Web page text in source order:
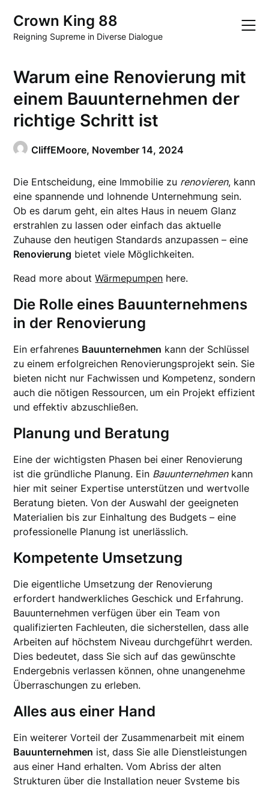
content
Crown King 88
Reigning Supreme in Diverse Dialogue
Warum eine Renovierung mit
einem Bauunternehmen der
richtige Schritt ist
CliffEMoore, November 14, 2024
Die Entscheidung, eine Immobilie zu renovieren, kann
eine spannende und lohnende Unternehmung sein.
Ob es darum geht, ein altes Haus in neuem Glanz
erstrahlen zu lassen oder einfach das aktuelle
Zuhause den heutigen Standards anzupassen – eine
Renovierung bietet viele Möglichkeiten.
Read more aboutWärmepumpen here.
Die Rolle eines Bauunternehmens
in der Renovierung
Ein erfahrenes Bauunternehmen kann der Schlüssel
zu einem erfolgreichen Renovierungsprojekt sein. Sie
bieten nicht nur Fachwissen und Kompetenz, sondern
auch die nötigen Ressourcen, um ein Projekt effizient
und effektiv abzuschließen.
Planung und Beratung
Eine der wichtigsten Phasen bei einer Renovierung
ist die gründliche Planung. Ein Bauunternehmenkann
hier mit seiner Expertise unterstützen und wertvolle
Beratung bieten. Von der Auswahl der geeigneten
Materialien bis zur Einhaltung des Budgets – eine
professionelle Planung ist unerlässlich.
Kompetente Umsetzung
Die eigentliche Umsetzung der Renovierung
erfordert handwerkliches Geschick und Erfahrung.
Bauunternehmen verfügen über ein Team von
qualifizierten Fachleuten, die sicherstellen, dass alle
Arbeiten auf höchstem Niveau durchgeführt werden.
Dies bedeutet, dass Sie sich auf das gewünschte
Endergebnis verlassen können, ohne unangenehme
Überraschungen zu erleben.
Alles aus einer Hand
Ein weiterer Vorteil der Zusammenarbeit mit einem
Bauunternehmen ist, dass Sie alle Dienstleistungen
aus einer Hand erhalten. Vom Abriss der alten
Strukturen über die Installation neuer Systeme bis